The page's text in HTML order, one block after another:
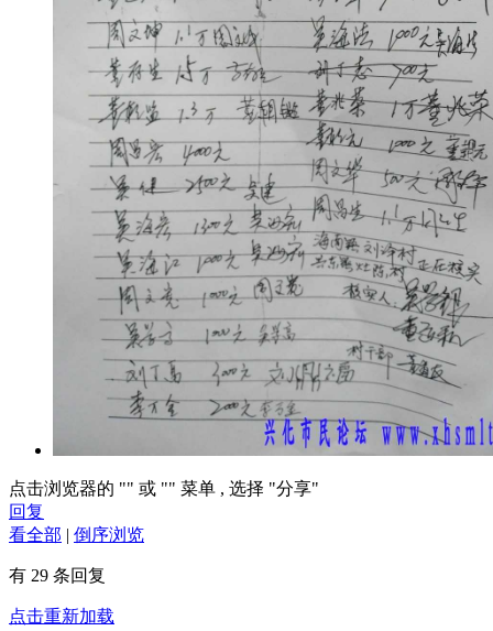
点击浏览器的 "" 或 "" 菜单 , 选择 "分享"
回复
看全部 | 倒序浏览
有 29 条回复
点击重新加载